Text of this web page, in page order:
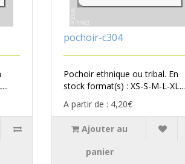
pochoir-c304
Pochoir ethnique ou tribal. En
stock format(s) : XS-S-M-L-XL...
A partir de : 4,20€
Ajouter au
panier